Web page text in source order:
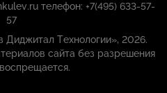
телефон: +7(495) 633-57-
57
Технологии», 2026.
сайта без разрешения